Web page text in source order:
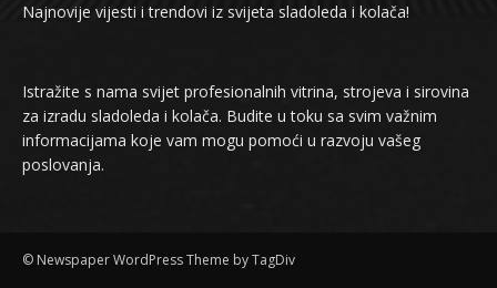
Najnovije vijesti i trendovi iz svijeta sladoleda i kolača!
Istražite s nama svijet profesionalnih vitrina, strojeva i sirovina
za izradu sladoleda i kolača. Budite u toku sa svim važnim
informacijama koje vam mogu pomoći u razvoju vašeg
poslovanja.
© Newspaper WordPress Theme by TagDiv